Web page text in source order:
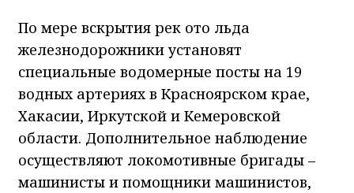
По мере вскрытия рек ото льда
железнодорожники установят
специальные водомерные посты на 19
водных артериях в Красноярском крае,
Хакасии, Иркутской и Кемеровской
области. Дополнительное наблюдение
осуществляют локомотивные бригады –
машинисты и помощники машинистов,